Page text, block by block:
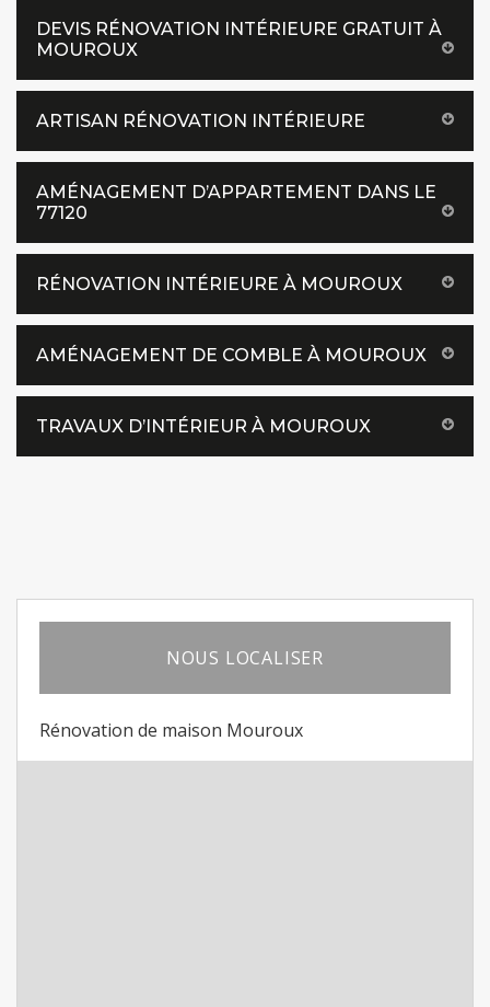
DEVIS RÉNOVATION INTÉRIEURE GRATUIT À
MOUROUX
ARTISAN RÉNOVATION INTÉRIEURE
AMÉNAGEMENT D’APPARTEMENT DANS LE
77120
RÉNOVATION INTÉRIEURE À MOUROUX
AMÉNAGEMENT DE COMBLE À MOUROUX
TRAVAUX D’INTÉRIEUR À MOUROUX
NOUS LOCALISER
Rénovation de maison Mouroux